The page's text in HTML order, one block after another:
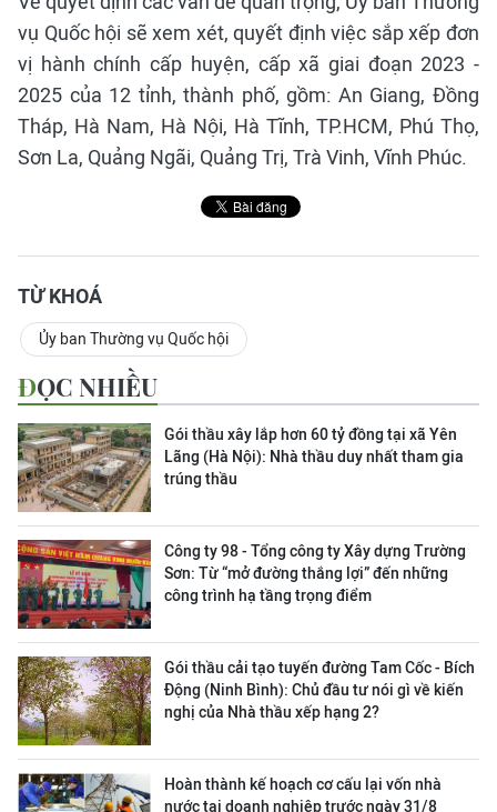
vụ Quốc hội sẽ xem xét, quyết định việc sắp xếp đơn
vị hành chính cấp huyện, cấp xã giai đoạn 2023 -
2025 của 12 tỉnh, thành phố, gồm: An Giang, Đồng
Tháp, Hà Nam, Hà Nội, Hà Tĩnh, TP.HCM, Phú Thọ,
Sơn La, Quảng Ngãi, Quảng Trị, Trà Vinh, Vĩnh Phúc.
TỪ KHOÁ
Ủy ban Thường vụ Quốc hội
ĐỌC NHIỀU
Gói thầu xây lắp hơn 60 tỷ đồng tại xã Yên
Lãng (Hà Nội): Nhà thầu duy nhất tham gia
trúng thầu
Công ty 98 - Tổng công ty Xây dựng Trường
Sơn: Từ “mở đường thắng lợi” đến những
công trình hạ tầng trọng điểm
Gói thầu cải tạo tuyến đường Tam Cốc - Bích
Động (Ninh Bình): Chủ đầu tư nói gì về kiến
nghị của Nhà thầu xếp hạng 2?
Hoàn thành kế hoạch cơ cấu lại vốn nhà
nước tại doanh nghiệp trước ngày 31/8